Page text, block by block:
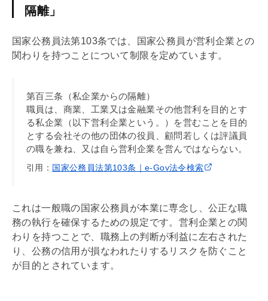
隔離」
国家公務員法第103条では、国家公務員が営利企業との
関わりを持つことについて制限を定めています。
第百三条（私企業からの隔離）
職員は、商業、工業又は金融業その他営利を目的とす
る私企業（以下営利企業という。）を営むことを目的
とする会社その他の団体の役員、顧問若しくは評議員
の職を兼ね、又は自ら営利企業を営んではならない。
引用： 国家公務員法第103条｜e-Gov法令検索
これは一般職の国家公務員が本業に専念し、公正な職
務の執行を確保するための規定です。営利企業との関
わりを持つことで、職務上の判断が利益に左右された
り、公務の信用が損なわれたりするリスクを防ぐこと
が目的とされています。